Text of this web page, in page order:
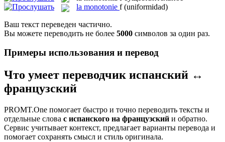
la monotonie f (uniformidad)
Ваш текст переведен частично.
Вы можете переводить не более 5000 символов за один раз.
Примеры использования и перевод
Что умеет переводчик испанский ↔
французский
PROMT.One помогает быстро и точно переводить тексты и
отдельные слова с испанского на французский и обратно.
Сервис учитывает контекст, предлагает варианты перевода и
помогает сохранять смысл и стиль оригинала.